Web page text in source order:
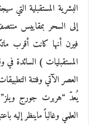
البشرية المستقبلية التي
إلى السحر بمقاييس
فيرن أنها كانت أقرب
المستقبليات ) السائدة في
العصر الآتي وفتنة
يُعدّ “هربرت جورج ويلز”
العلمي وغالباً ماينظر